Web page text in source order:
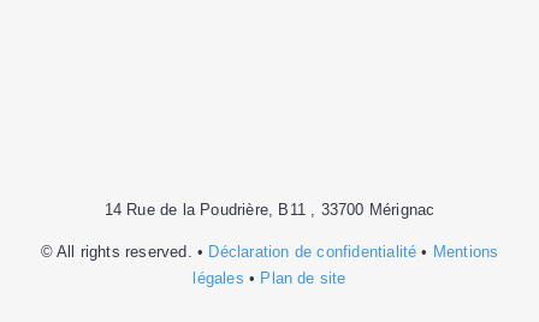
14 Rue de la Poudrière, B11 , 33700 Mérignac
© All rights reserved. • Déclaration de confidentialité • Mentions
légales • Plan de site